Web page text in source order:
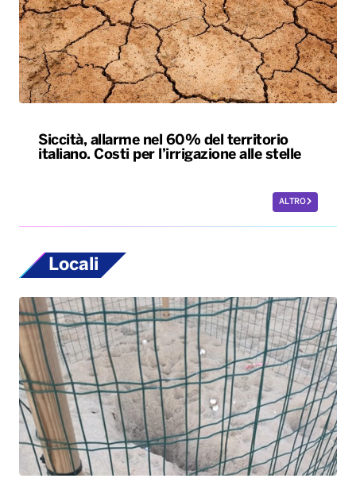
Siccità, allarme nel 60% del territorio
italiano. Costi per l’irrigazione alle stelle
ALTRO
Locali